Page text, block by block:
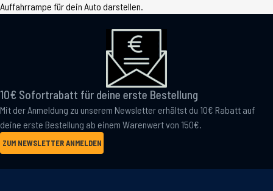
Auffahrrampe für dein Auto darstellen.
10€ Sofortrabatt für deine erste Bestellung
Mit der Anmeldung zu unserem Newsletter erhältst du 10€ Rabatt auf
deine erste Bestellung ab einem Warenwert von 150€.
ZUM NEWSLETTER ANMELDEN